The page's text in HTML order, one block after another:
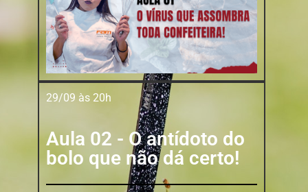
29/09 às 20h
Aula 02 - O antídoto do
bolo que não dá certo!